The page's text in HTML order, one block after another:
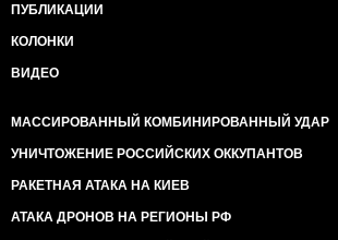
ПУБЛИКАЦИИ
КОЛОНКИ
ВИДЕО
МАССИРОВАННЫЙ КОМБИНИРОВАННЫЙ УДАР
УНИЧТОЖЕНИЕ РОССИЙСКИХ ОККУПАНТОВ
РАКЕТНАЯ АТАКА НА КИЕВ
АТАКА ДРОНОВ НА РЕГИОНЫ РФ